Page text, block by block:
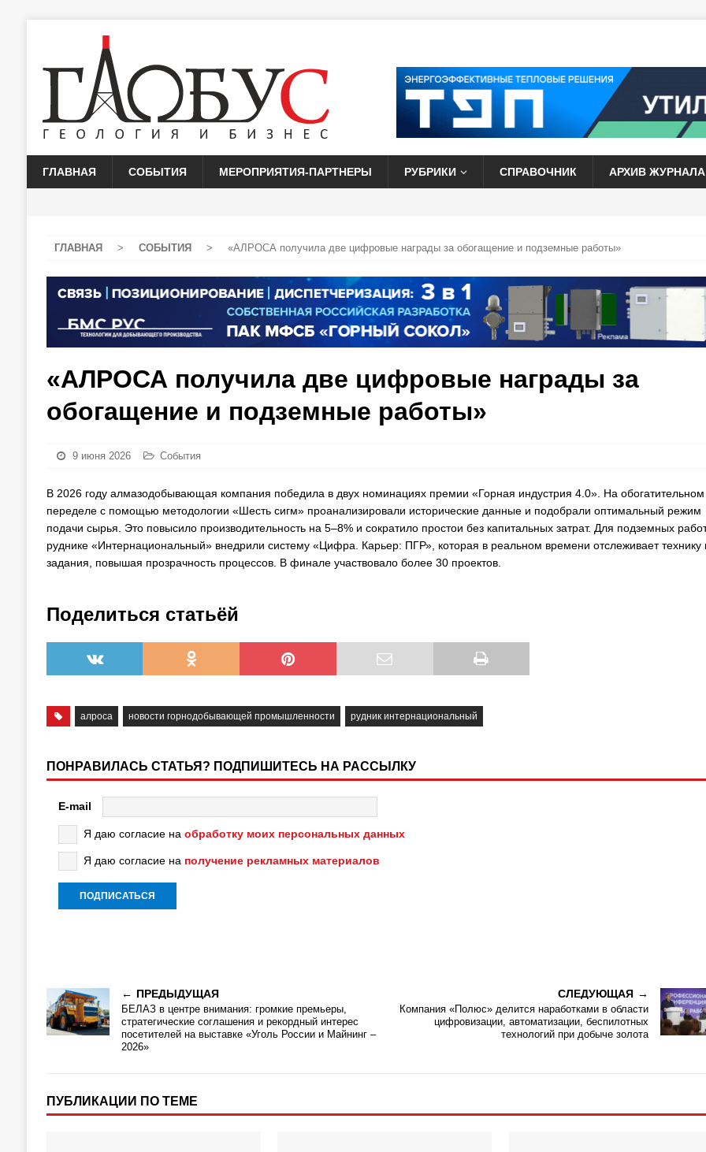
ГЛАВНАЯ СОБЫТИЯ МЕРОПРИЯТИЯ-ПАРТНЕРЫ РУБРИКИ СПРАВОЧНИК АРХИВ ЖУРНАЛА
ГЛАВНАЯ > СОБЫТИЯ > «АЛРОСА получила две цифровые награды за обогащение и подземные работы»
«АЛРОСА получила две цифровые награды за
обогащение и подземные работы»
9 июня 2026 События
В 2026 году алмазодобывающая компания победила в двух номинациях премии «Горная индустрия 4.0». На обогатительном
переделе с помощью методологии «Шесть сигм» проанализировали исторические данные и подобрали оптимальный режим
подачи сырья. Это повысило производительность на 5–8% и сократило простои без капитальных затрат. Для подземных
руднике «Интернациональный» внедрили систему «Цифра. Карьер: ПГР», которая в реальном времени отслеживает технику
задания, повышая прозрачность процессов. В финале участвовало более 30 проектов.
Поделиться статьёй
алроса новости горнодобывающей промышленности рудник интернациональный
ПОНРАВИЛАСЬ СТАТЬЯ? ПОДПИШИТЕСЬ НА РАССЫЛКУ
E-mail
Я даю согласие на обработку моих персональных данных
Я даю согласие на получение рекламных материалов
ПРЕДЫДУЩАЯ
БЕЛАЗ в центре внимания: громкие премьеры,
стратегические соглашения и рекордный интерес
посетителей на выставке «Уголь России и Майнинг –
2026»
СЛЕДУЮЩАЯ
Компания «Полюс» делится наработками в области
цифровизации, автоматизации, беспилотных
технологий при добыче золота
ПУБЛИКАЦИИ ПО ТЕМЕ